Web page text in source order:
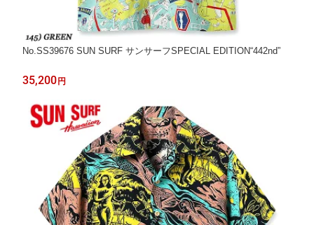
No.SS39676 SUN SURF サンサーフSPECIAL EDITION“442nd”
35,200円